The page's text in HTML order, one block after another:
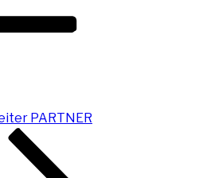
PARTNER